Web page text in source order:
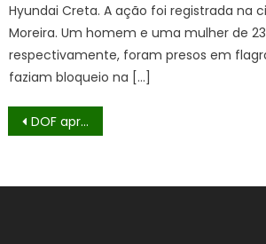
Hyundai Creta. A ação foi registrada na
Moreira. Um homem e uma mulher de 23
respectivamente, foram presos em
faziam bloqueio na […]
Navegação
Post
DOF apreende três carros carregados com mais de R$ 440 mil em materiais de origem paraguaia